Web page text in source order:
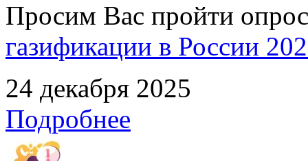
Просим Вас пройти
газификации в России
24 декабря 2025
Подробнее